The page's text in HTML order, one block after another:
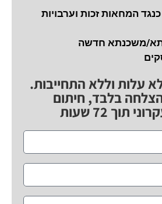
המחאות זכות וערבויות
משכנתא חדשה
עלות וללא התחייבות.
בלבד, חיתום
72 שעות